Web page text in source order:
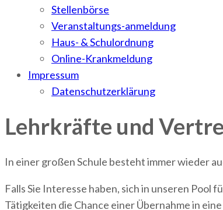
Stellenbörse
Veranstaltungs-anmeldung
Haus- & Schulordnung
Online-Krankmeldung
Impressum
Datenschutzerklärung
Lehrkräfte und
In einer großen Schule besteht immer wieder
Falls Sie Interesse haben, sich in unseren
Tätigkeiten die Chance einer Übernahme in